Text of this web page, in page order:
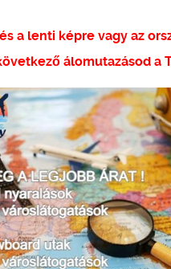
a lenti képre vagy az
álomutazásod a